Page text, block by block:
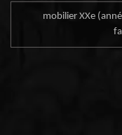
mobilier XXe